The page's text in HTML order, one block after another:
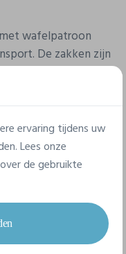
wafelpatroon
De zakken zijn
extra ventilatie.
aan de binnenzijde
duimopening aan
ervaring tijdens uw
Lees onze
de gebruikte